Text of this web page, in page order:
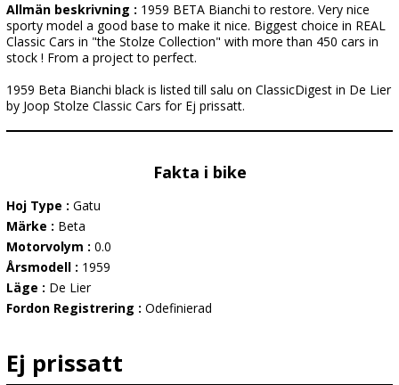
Allmän beskrivning : 1959 BETA Bianchi to restore. Very nice
sporty model a good base to make it nice. Biggest choice in REAL
Classic Cars in "the Stolze Collection" with more than 450 cars in
stock ! From a project to perfect.
1959 Beta Bianchi black is listed till salu on ClassicDigest in De Lier
by Joop Stolze Classic Cars for Ej prissatt.
Fakta i bike
Hoj Type : Gatu
Märke : Beta
Motorvolym : 0.0
Årsmodell : 1959
Läge : De Lier
Fordon Registrering : Odefinierad
Ej prissatt